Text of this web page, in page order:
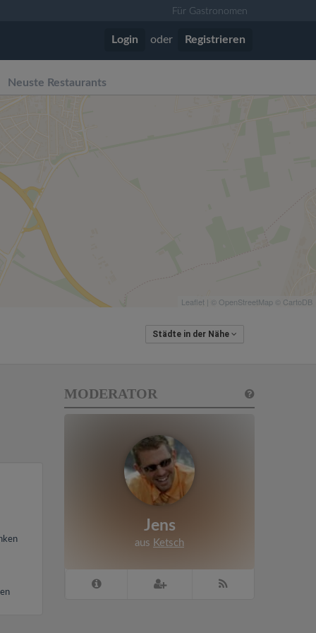
Für Gastronomen
Login oder Registrieren
Neuste Restaurants
Leaflet | © OpenStreetMap © CartoDB
Städte in der Nähe
MODERATOR
Jens
aus Ketsch